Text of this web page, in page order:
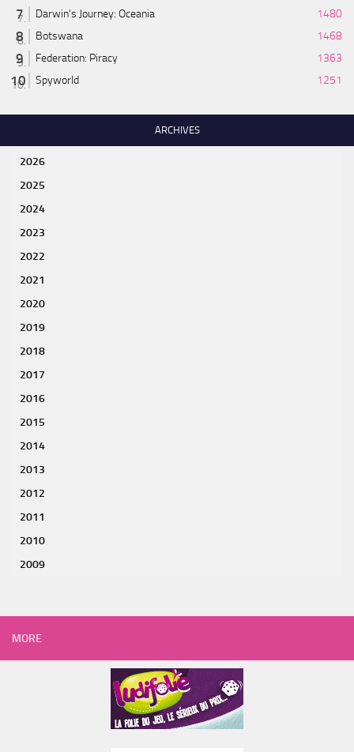
Darwin's Journey: Oceania
1480
Botswana
1468
Federation: Piracy
1363
Spyworld
1251
ARCHIVES
2026
2025
2024
2023
2022
2021
2020
2019
2018
2017
2016
2015
2014
2013
2012
2011
2010
2009
MORE